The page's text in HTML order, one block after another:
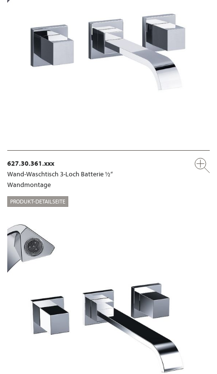
627.30.361.xxx
Wand-Waschtisch 3-Loch Batterie ½“
Wandmontage
PRODUKT-DETAILSEITE